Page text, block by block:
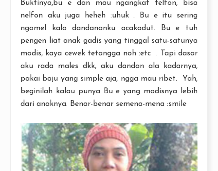
Buktinya,bu e dan mau ngangkat telfon, bisa
nelfon aku juga heheh :uhuk . Bu e itu sering
ngomel kalo dandananku acakadut. Bu e tuh
pengen liat anak gadis yang tinggal satu-satunya
modis, kaya cewek tetangga noh :etc . Tapi dasar
aku rada males dkk, aku dandan ala kadarnya,
pakai baju yang simple aja, ngga mau ribet. Yah,
beginilah kalau punya Bu e yang modisnya lebih
dari anaknya. Benar-benar semena-mena :smile